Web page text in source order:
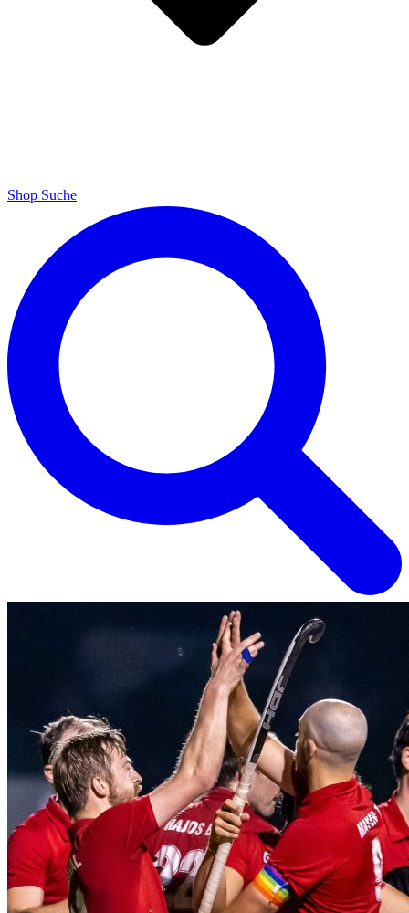
Shop Suche